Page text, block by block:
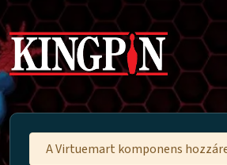
A Virtuemart komponens